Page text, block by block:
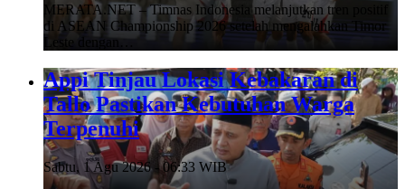
MERATA.NET – Timnas Indonesia melanjutkan tren positif
di ASEAN Championship 2026 setelah mengalahkan Timor
Leste dengan…
Appi Tinjau Lokasi Kebakaran di
Tallo Pastikan Kebutuhan Warga
Terpenuhi
Sabtu, 1 Agu 2026 - 06:33 WIB